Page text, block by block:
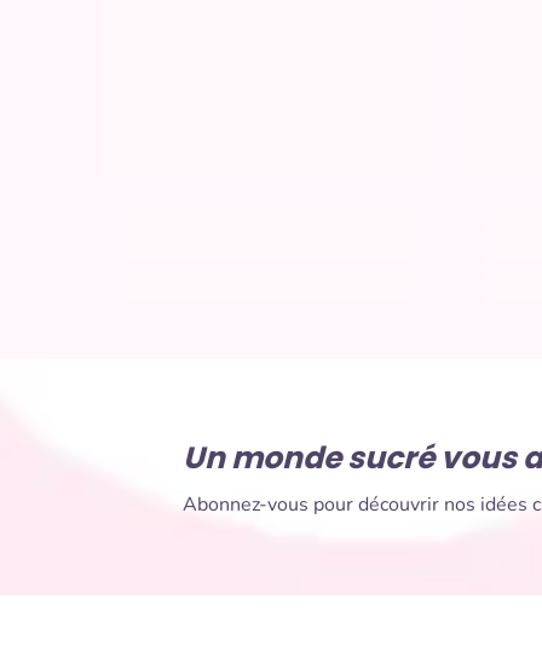
Un monde sucré vous
Abonnez-vous pour découvrir nos idées